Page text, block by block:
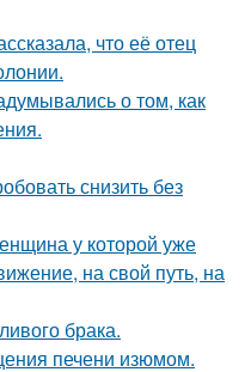
что её отец
о том, как
снизить без
у которой уже
на свой путь, на
брака.
печени изюмом.